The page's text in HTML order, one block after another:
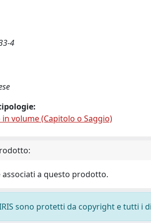
4
volume (Capitolo o Saggio)
associati a questo prodotto.
sono protetti da copyright e tutti i